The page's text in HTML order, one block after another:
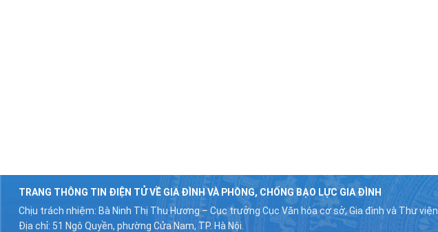
TRANG THÔNG TIN ĐIỆN TỬ VỀ GIA ĐÌNH VÀ PHÒNG, CHỐNG BẠO LỰC GIA ĐÌNH
Chịu trách nhiệm: Bà Ninh Thị Thu Hương – Cục trưởng Cục Văn hóa cơ sở, Gia đình và Thư viện
Địa chỉ: 51 Ngô Quyền, phường Cửa Nam, TP. Hà Nội.